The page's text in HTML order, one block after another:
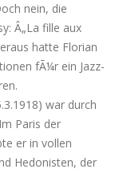
nein, die
Â„La fille aux
hatte Florian
fÃ¼r ein Jazz-
war durch
Paris der
er in vollen
Hedonisten, der